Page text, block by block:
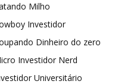
Milho
Investidor
Dinheiro do zero
Investidor Nerd
Universitário